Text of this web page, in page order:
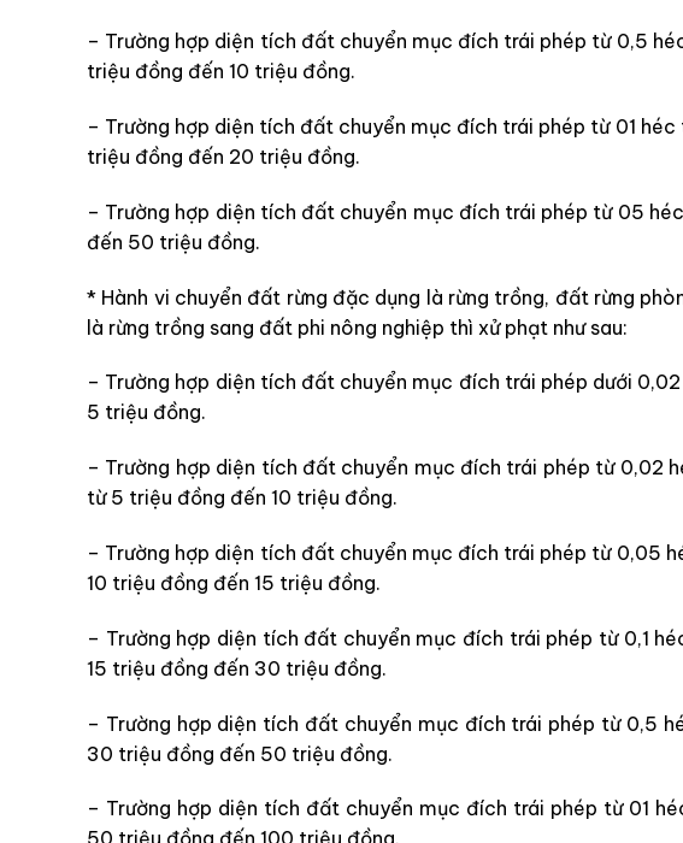
– Trường hợp diện tích đất chuyển mục đích trái phép từ 0,5
triệu đồng đến 10 triệu đồng.
– Trường hợp diện tích đất chuyển mục đích trái phép từ 01
triệu đồng đến 20 triệu đồng.
– Trường hợp diện tích đất chuyển mục đích trái phép từ 05
đến 50 triệu đồng.
* Hành vi chuyển đất rừng đặc dụng là rừng trồng, đất rừng
là rừng trồng sang đất phi nông nghiệp thì xử phạt như sau:
– Trường hợp diện tích đất chuyển mục đích trái phép dưới
5 triệu đồng.
– Trường hợp diện tích đất chuyển mục đích trái phép từ 0,02
từ 5 triệu đồng đến 10 triệu đồng.
– Trường hợp diện tích đất chuyển mục đích trái phép từ 0,05
10 triệu đồng đến 15 triệu đồng.
– Trường hợp diện tích đất chuyển mục đích trái phép từ 0,1
15 triệu đồng đến 30 triệu đồng.
– Trường hợp diện tích đất chuyển mục đích trái phép từ 0,5
30 triệu đồng đến 50 triệu đồng.
– Trường hợp diện tích đất chuyển mục đích trái phép từ 01